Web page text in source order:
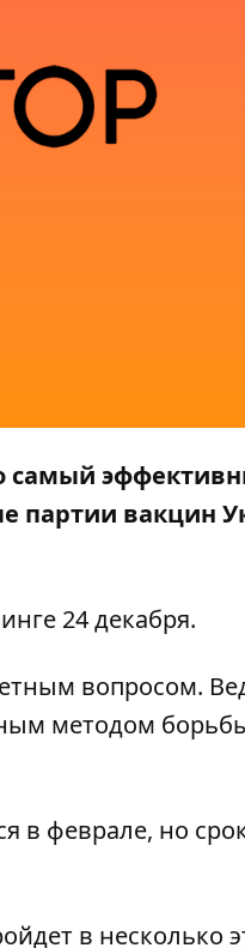
самый
партии вакцин
24 декабря.
вопросом.
методом
в феврале, но
в несколько